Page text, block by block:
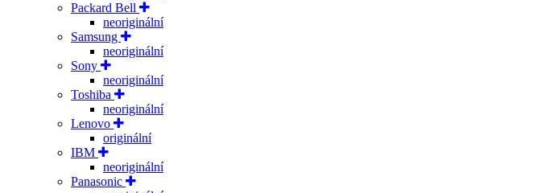
Packard Bell
neoriginální
Samsung
neoriginální
Sony
neoriginální
Toshiba
neoriginální
Lenovo
originální
IBM
neoriginální
Panasonic